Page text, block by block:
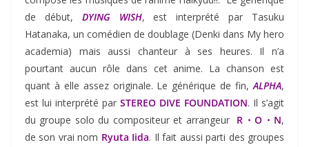
de début, DYING WISH, est interprété par Tasuku
Hatanaka, un comédien de doublage (Denki dans My hero
academia) mais aussi chanteur à ses heures. Il n’a
pourtant aucun rôle dans cet anime. La chanson est
quant à elle assez originale. Le générique de fin,ALPHA,
est lui interprété par STEREO DIVE FOUNDATION. Il s’agit
du groupe solo du compositeur et arrangeurR・O・N,
de son vrai nom Ryuta Iida. Il fait aussi parti des groupes